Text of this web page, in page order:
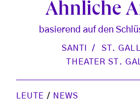
Ähnliche
basierend auf den
SANTI
ST.
THEATER ST.
LEUTE / NEWS